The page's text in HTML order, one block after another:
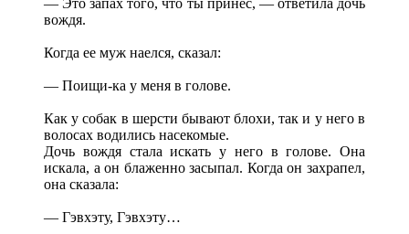
вождя.
Когда ее муж наелся, сказал:
— Поищи-ка у меня в голове.
Как у собак в шерсти бывают блохи, так и у него в
волосах водились насекомые.
Дочь вождя стала искать у него в голове. Она
искала, а он блаженно засыпал. Когда он захрапел,
она сказала:
— Гэвхэту, Гэвхэту…